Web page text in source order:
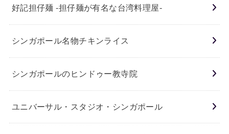
好記担仔麺 -担仔麺が有名な台湾料理屋-
シンガポール名物チキンライス
シンガポールのヒンドゥー教寺院
ユニバーサル・スタジオ・シンガポール